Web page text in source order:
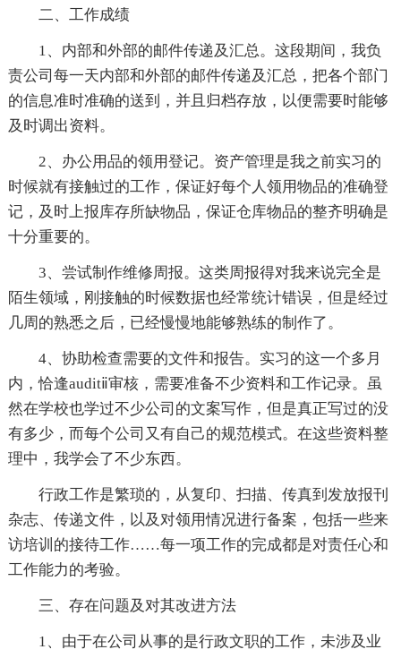
二、工作成绩
1、内部和外部的邮件传递及汇总。这段期间，我负
责公司每一天内部和外部的邮件传递及汇总，把各个部门
的信息准时准确的送到，并且归档存放，以便需要时能够
及时调出资料。
2、办公用品的领用登记。资产管理是我之前实习的
时候就有接触过的工作，保证好每个人领用物品的准确登
记，及时上报库存所缺物品，保证仓库物品的整齐明确是
十分重要的。
3、尝试制作维修周报。这类周报得对我来说完全是
陌生领域，刚接触的时候数据也经常统计错误，但是经过
几周的熟悉之后，已经慢慢地能够熟练的制作了。
4、协助检查需要的文件和报告。实习的这一个多月
内，恰逢auditⅱ审核，需要准备不少资料和工作记录。虽
然在学校也学过不少公司的文案写作，但是真正写过的没
有多少，而每个公司又有自己的规范模式。在这些资料整
理中，我学会了不少东西。
行政工作是繁琐的，从复印、扫描、传真到发放报刊
杂志、传递文件，以及对领用情况进行备案，包括一些来
访培训的接待工作……每一项工作的完成都是对责任心和
工作能力的考验。
三、存在问题及对其改进方法
1、由于在公司从事的是行政文职的工作，未涉及业